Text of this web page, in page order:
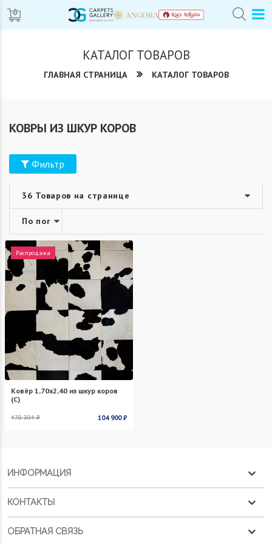
КАТАЛОГ ТОВАРОВ
ГЛАВНАЯ СТРАНИЦА КАТАЛОГ ТОВАРОВ
КОВРЫ ИЗ ШКУР КОРОВ
Фильтр
Распродажа
Ковёр 1,70х2,40 из шкур коров
(С)
470 304 ₽ 104 900 ₽
ИНФОРМАЦИЯ
КОНТАКТЫ
ОБРАТНАЯ СВЯЗЬ